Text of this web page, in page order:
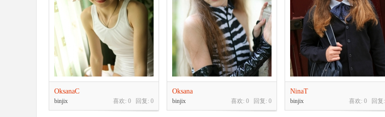
OksanaC
喜欢: 0 回复: 0
binjix
Oksana
喜欢: 0 回复: 0
binjix
NinaT
喜欢: 0 回复:
binjix